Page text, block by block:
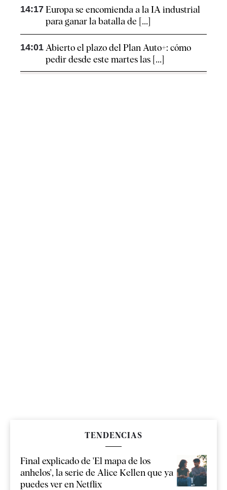
14:17 Europa se encomienda a la IA industrial
para ganar la batalla de [...]
14:01 Abierto el plazo del Plan Auto+: cómo
pedir desde este martes las [...]
TENDENCIAS
Final explicado de 'El mapa de los
anhelos', la serie de Alice Kellen que ya
puedes ver en Netflix